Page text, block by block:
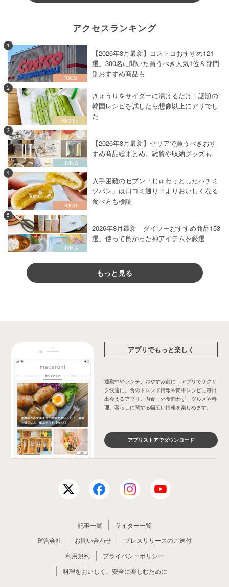
アクセスランキング
1
【2026年8月最新】コストコおすすめ121
選。300名に聞いた買うべき人気1位＆部門
別おすすめ商品も
2
きゅうりをサイダーに漬けるだけ！話題の
韓国レシピを試したら想像以上にアリでし
た
3
【2026年8月最新】セリアで買うべきおす
すめ商品総まとめ。雑貨や収納グッズも
4
入手困難のセブン「じゅわっとしたハチミ
ツパン」は口コミ通り？よりおいしくなる
食べ方も検証
5
2026年8月最新｜ダイソーおすすめ商品153
選。使って良かった神アイテムを厳選
もっと見る
アプリでもっと楽しく
通勤中やランチ、おやすみ前に、アプリでサクサ
ク快適に。食のトレンド情報や簡単レシピに毎日
出会えるアプリ。内食・外食問わず、グルメや料
理、暮らしに関する幅広い情報を楽しめます。
アプリストアでダウンロード
記事一覧
ライター一覧
運営会社
お問い合わせ
プレスリリースのご送付
利用規約
プライバシーポリシー
料理をおいしく、安全に楽しむために